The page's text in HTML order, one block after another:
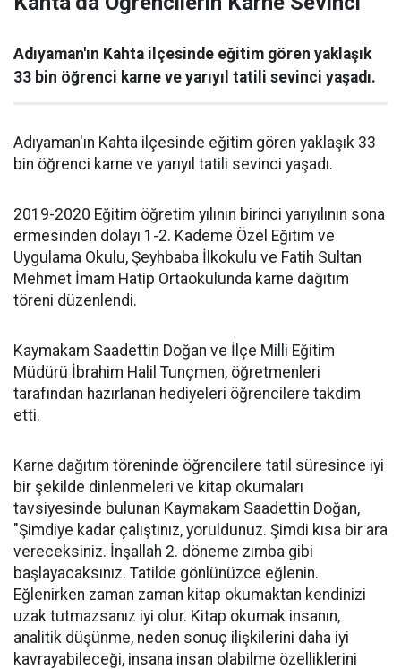
Adıyaman'ın Kahta ilçesinde eğitim gören yaklaşık
33 bin öğrenci karne ve yarıyıl tatili sevinci yaşadı.
Adıyaman'ın Kahta ilçesinde eğitim gören yaklaşık 33
bin öğrenci karne ve yarıyıl tatili sevinci yaşadı.
2019-2020 Eğitim öğretim yılının birinci yarıyılının sona
ermesinden dolayı 1-2. Kademe Özel Eğitim ve
Uygulama Okulu, Şeyhbaba İlkokulu ve Fatih Sultan
Mehmet İmam Hatip Ortaokulunda karne dağıtım
töreni düzenlendi.
Kaymakam Saadettin Doğan ve İlçe Milli Eğitim
Müdürü İbrahim Halil Tunçmen, öğretmenleri
tarafından hazırlanan hediyeleri öğrencilere takdim
etti.
Karne dağıtım töreninde öğrencilere tatil süresince iyi
bir şekilde dinlenmeleri ve kitap okumaları
tavsiyesinde bulunan Kaymakam Saadettin Doğan,
"Şimdiye kadar çalıştınız, yoruldunuz. Şimdi kısa bir ara
vereceksiniz. İnşallah 2. döneme zımba gibi
başlayacaksınız. Tatilde gönlünüzce eğlenin.
Eğlenirken zaman zaman kitap okumaktan kendinizi
uzak tutmazsanız iyi olur. Kitap okumak insanın,
analitik düşünme, neden sonuç ilişkilerini daha iyi
kavrayabileceği, insana insan olabilme özelliklerini